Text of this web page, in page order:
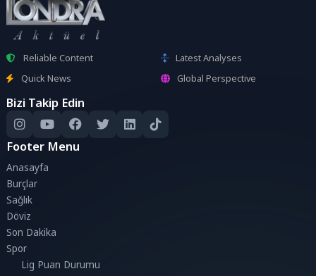
Reliable Content
Latest Analyses
Quick News
Global Perspective
Bizi Takip Edin
Footer Menu
Anasayfa
Burçlar
Sağlık
Döviz
Son Dakika
Spor
Lig Puan Durumu